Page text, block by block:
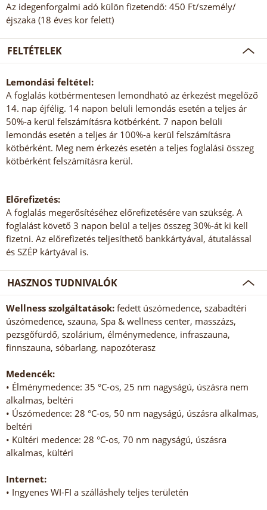
Az idegenforgalmi adó külön fizetendő: 450 Ft/személy/
éjszaka (18 éves kor felett)
FELTÉTELEK
Lemondási feltétel:
A foglalás kötbérmentesen lemondható az érkezést megelőző
14. nap éjfélig. 14 napon belüli lemondás esetén a teljes ár
50%-a kerül felszámításra kötbérként. 7 napon belüli
lemondás esetén a teljes ár 100%-a kerül felszámításra
kötbérként. Meg nem érkezés esetén a teljes foglalási összeg
kötbérként felszámításra kerül.
Előrefizetés:
A foglalás megerősítéséhez előrefizetésére van szükség. A
foglalást követő 3 napon belül a teljes összeg 30%-át ki kell
fizetni. Az előrefizetés teljesíthető bankkártyával, átutalással
és SZÉP kártyával is.
HASZNOS TUDNIVALÓK
Wellness szolgáltatások: fedett úszómedence, szabadtéri
úszómedence, szauna, Spa & wellness center, masszázs,
pezsgőfürdő, szolárium, élménymedence, infraszauna,
finnszauna, sóbarlang, napozóterasz
Medencék:
• Élménymedence: 35 °C-os, 25 nm nagyságú, úszásra nem
alkalmas, beltéri
• Úszómedence: 28 °C-os, 50 nm nagyságú, úszásra alkalmas,
beltéri
• Kültéri medence: 28 °C-os, 70 nm nagyságú, úszásra
alkalmas, kültéri
Internet:
• Ingyenes WI-FI a szálláshely teljes területén